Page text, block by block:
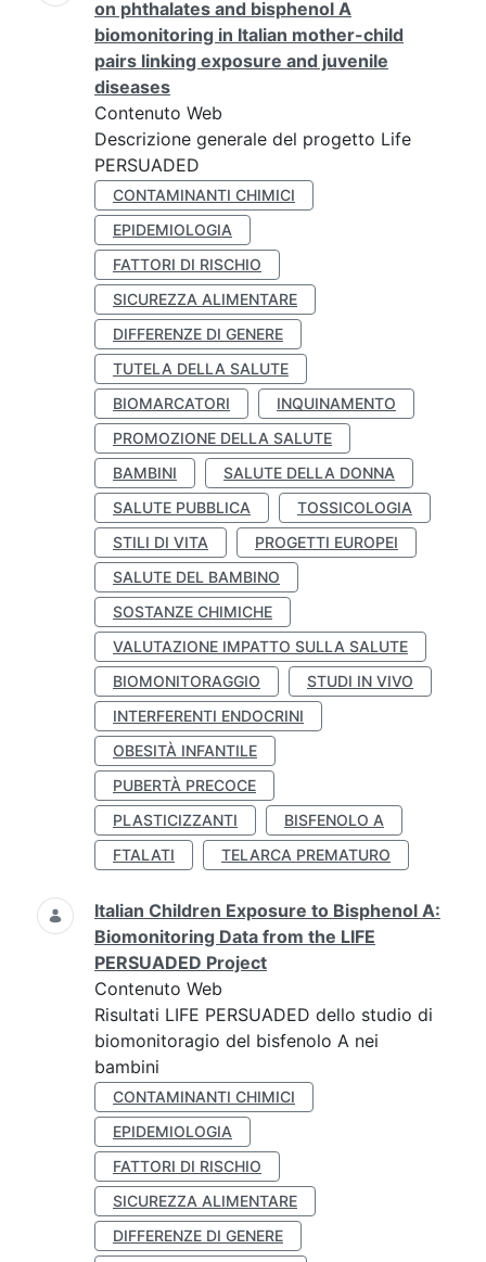
on phthalates and bisphenol A
biomonitoring in Italian mother-child
pairs linking exposure and juvenile
diseases
Contenuto Web
Descrizione generale del progetto Life
PERSUADED
CONTAMINANTI CHIMICI
EPIDEMIOLOGIA
FATTORI DI RISCHIO
SICUREZZA ALIMENTARE
DIFFERENZE DI GENERE
TUTELA DELLA SALUTE
BIOMARCATORI
INQUINAMENTO
PROMOZIONE DELLA SALUTE
BAMBINI
SALUTE DELLA DONNA
SALUTE PUBBLICA
TOSSICOLOGIA
STILI DI VITA
PROGETTI EUROPEI
SALUTE DEL BAMBINO
SOSTANZE CHIMICHE
VALUTAZIONE IMPATTO SULLA SALUTE
BIOMONITORAGGIO
STUDI IN VIVO
INTERFERENTI ENDOCRINI
OBESITÀ INFANTILE
PUBERTÀ PRECOCE
PLASTICIZZANTI
BISFENOLO A
FTALATI
TELARCA PREMATURO
Italian Children Exposure to Bisphenol A:
Biomonitoring Data from the LIFE
PERSUADED Project
Contenuto Web
Risultati LIFE PERSUADED dello studio di
biomonitoragio del bisfenolo A nei
bambini
CONTAMINANTI CHIMICI
EPIDEMIOLOGIA
FATTORI DI RISCHIO
SICUREZZA ALIMENTARE
DIFFERENZE DI GENERE